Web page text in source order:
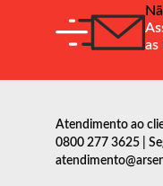
as
Atendimento ao
0800 277 3625 |